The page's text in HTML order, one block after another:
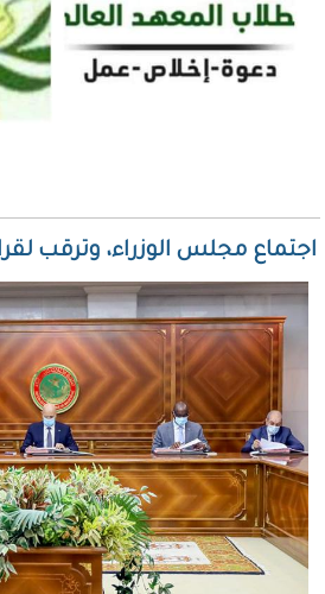
اجتماع مجلس الوزراء، وترقب